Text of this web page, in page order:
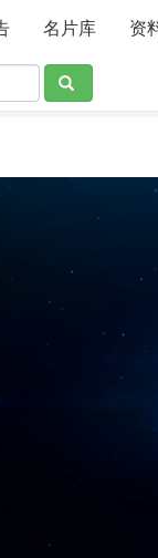
名片库 资
心 大讲堂